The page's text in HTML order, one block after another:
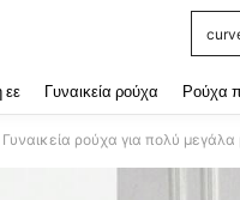
εε Γυναικεία ρούχα Ρούχα
Γυναικεία ρούχα για πολύ μεγάλα